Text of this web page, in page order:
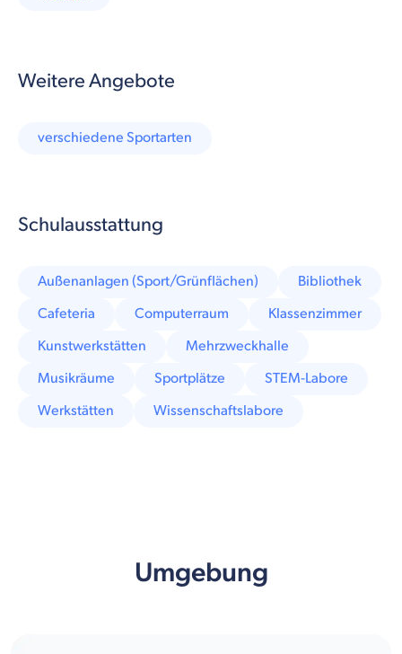
Weitere Angebote
verschiedene Sportarten
Schulausstattung
Außenanlagen (Sport/Grünflächen)
Bibliothek
Cafeteria
Computerraum
Klassenzimmer
Kunstwerkstätten
Mehrzweckhalle
Musikräume
Sportplätze
STEM-Labore
Werkstätten
Wissenschaftslabore
Umgebung